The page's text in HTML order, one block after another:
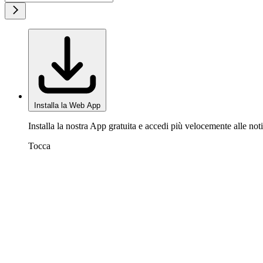
Installa la Web App
Installa la nostra App gratuita e accedi più velocemente alle
Tocca